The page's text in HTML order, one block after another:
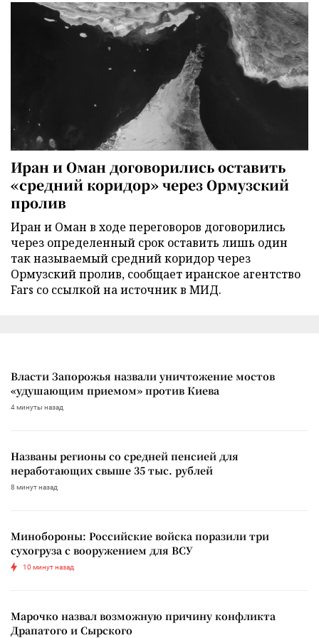
Иран и Оман договорились оставить
«средний коридор» через Ормузский
пролив
Иран и Оман в ходе переговоров договорились
через определенный срок оставить лишь один
так называемый средний коридор через
Ормузский пролив, сообщает иранское агентство
Fars со ссылкой на источник в МИД.
Власти Запорожья назвали уничтожение мостов
«удушающим приемом» против Киева
4 минуты назад
Названы регионы со средней пенсией для
неработающих свыше 35 тыс. рублей
8 минут назад
Минобороны: Российские войска поразили три
сухогруза с вооружением для ВСУ
10 минут назад
Марочко назвал возможную причину конфликта
Драпатого и Сырского